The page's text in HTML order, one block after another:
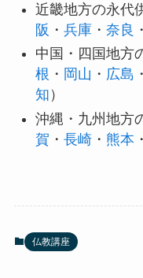
近畿地方の永代
阪 ・ 兵庫・ 奈良 ・
中国・四国地方
根 ・ 岡山 ・ 広島 ・
知 ）
沖縄・九州地方
賀 ・ 長崎・ 熊本 ・
仏教講座